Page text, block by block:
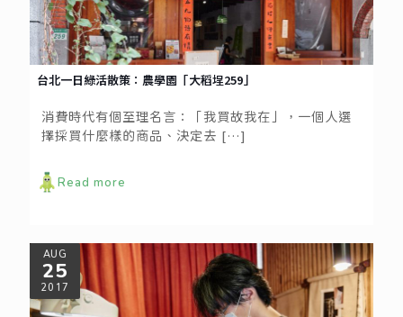
台北一日綠活散策：農學園「大稻埕259」
消費時代有個至理名言：「我買故我在」，一個人選
擇採買什麼樣的商品、決定去 […]
Read more
AUG
25
2017